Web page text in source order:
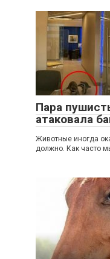
Пара
атаковала
Животные иногда
должно. Как часто